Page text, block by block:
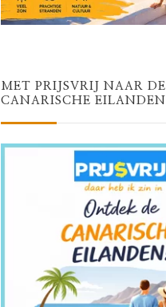
MET PRIJSVRIJ NAAR DE
CANARISCHE EILANDEN